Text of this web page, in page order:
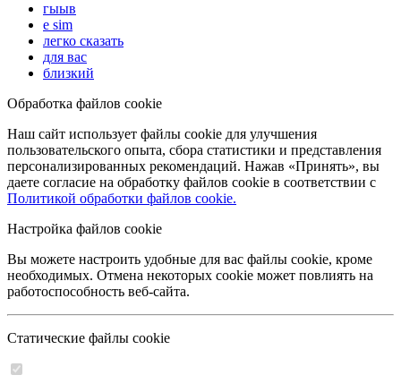
гыыв
e sim
легко сказать
для вас
близкий
Обработка файлов cookie
Наш сайт использует файлы cookie для улучшения
пользовательского опыта, сбора статистики и представления
персонализированных рекомендаций. Нажав «Принять», вы
даете согласие на обработку файлов cookie в соответствии с
Политикой обработки файлов cookie.
Настройка файлов cookie
Вы можете настроить удобные для вас файлы cookie, кроме
необходимых. Отмена некоторых cookie может повлиять на
работоспособность веб-сайта.
Статические файлы cookie